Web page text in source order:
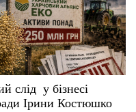
слід у бізнесі
Ірини Костюшко